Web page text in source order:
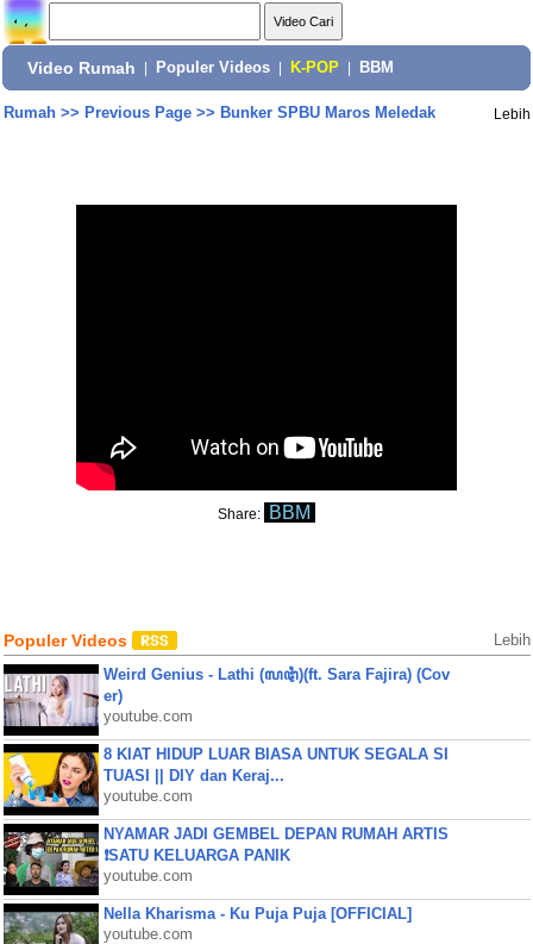
Video Rumah Populer Videos K-POP BBM
Rumah>> Previous Page>> Bunker SPBU Maros Meledak Lebih
Share: BBM
Populer Videos Lebih
Weird Genius - Lathi (ꦭꦛꦶ)(ft. Sara Fajira) (Cov
er)
youtube.com
8 KIAT HIDUP LUAR BIASA UNTUK SEGALA SI
TUASI || DIY dan Keraj...
youtube.com
NYAMAR JADI GEMBEL DEPAN RUMAH ARTIS
❗SATU KELUARGA PANIK
youtube.com
Nella Kharisma - Ku Puja Puja [OFFICIAL]
youtube.com